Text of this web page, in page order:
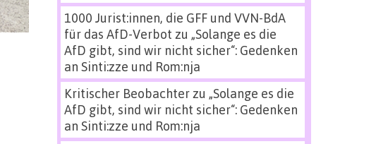
1000 Jurist:innen, die GFF und VVN-BdA
für das AfD-Verbot zu „Solange es die
AfD gibt, sind wir nicht sicher“: Gedenken
an Sinti:zze und Rom:nja
Kritischer Beobachterzu „Solange es die
AfD gibt, sind wir nicht sicher“: Gedenken
an Sinti:zze und Rom:nja